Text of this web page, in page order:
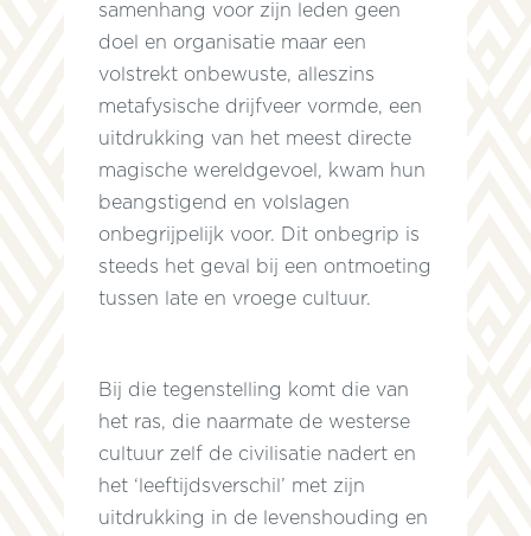
samenhang voor zijn leden geen
doel en organisatie maar een
volstrekt onbewuste, alleszins
metafysische drijfveer vormde, een
uitdrukking van het meest directe
magische wereldgevoel, kwam hun
beangstigend en volslagen
onbegrijpelijk voor. Dit onbegrip is
steeds het geval bij een ontmoeting
tussen late en vroege cultuur.
Bij die tegenstelling komt die van
het ras, die naarmate de westerse
cultuur zelf de civilisatie nadert en
het ‘leeftijdsverschil’ met zijn
uitdrukking in de levenshouding en